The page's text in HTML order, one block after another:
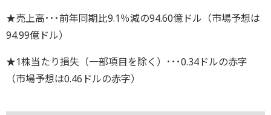
★売上高･･･前年同期比9.1％減の94.60億ドル（市場予想は
94.99億ドル）
★1株当たり損失（一部項目を除く）･･･0.34ドルの赤字
（市場予想は0.46ドルの赤字）